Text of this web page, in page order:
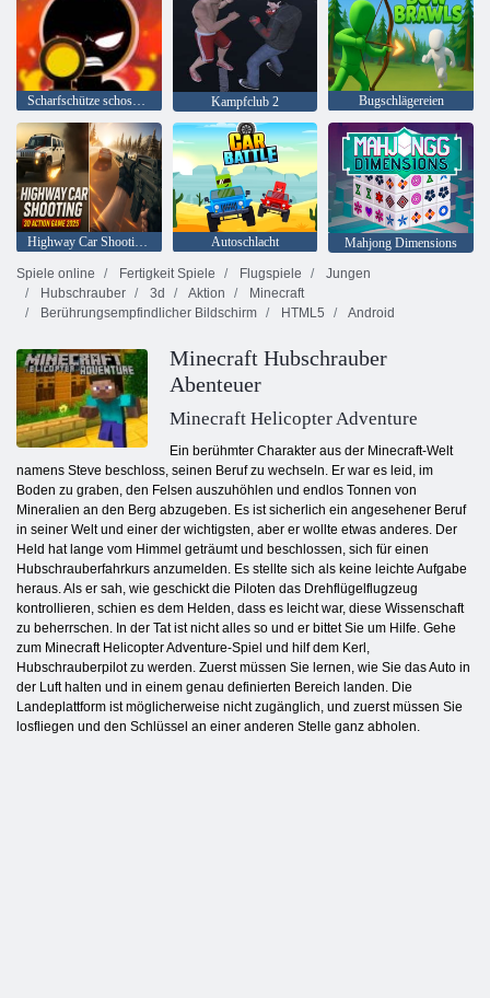
Scharfschütze schoss 3D Kampfclub 2 Bugschlägereien
Highway Car Shooting 3D-Actionspiel 2025 Autoschlacht
Mahjong Dimensions
Spiele online
Fertigkeit Spiele Flugspiele
Jungen
Hubschrauber
3d Aktion
Minecraft
Berührungsempfindlicher Bildschirm
HTML5 Android
Minecraft Hubschrauber
Abenteuer
Minecraft Helicopter Adventure
Ein berühmter Charakter aus der Minecraft-Welt
namens Steve beschloss, seinen Beruf zu wechseln. Er war es leid, im
Boden zu graben, den Felsen auszuhöhlen und endlos Tonnen von
Mineralien an den Berg abzugeben. Es ist sicherlich ein angesehener Beruf
in seiner Welt und einer der wichtigsten, aber er wollte etwas anderes. Der
Held hat lange vom Himmel geträumt und beschlossen, sich für einen
Hubschrauberfahrkurs anzumelden. Es stellte sich als keine leichte Aufgabe
heraus. Als er sah, wie geschickt die Piloten das Drehflügelflugzeug
kontrollieren, schien es dem Helden, dass es leicht war, diese Wissenschaft
zu beherrschen. In der Tat ist nicht alles so und er bittet Sie um Hilfe. Gehe
zum Minecraft Helicopter Adventure-Spiel und hilf dem Kerl,
Hubschrauberpilot zu werden. Zuerst müssen Sie lernen, wie Sie das Auto in
der Luft halten und in einem genau definierten Bereich landen. Die
Landeplattform ist möglicherweise nicht zugänglich, und zuerst müssen Sie
losfliegen und den Schlüssel an einer anderen Stelle ganz abholen.